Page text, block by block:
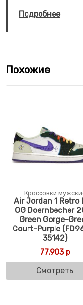
Подробнее
Похожие
Кроссовки
Air Jordan 1 Retro
OG Doernbecher
Green Gorge-
Court-Purple
35142)
77.903р
Смотреть